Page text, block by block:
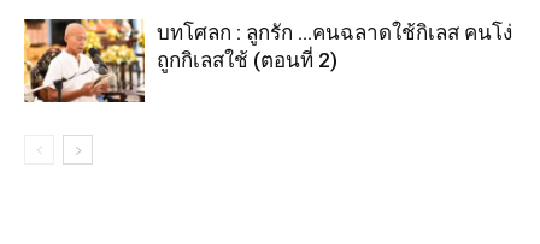
บทโศลก : ลูกรัก …คนฉลาดใช้กิเลส คนโง่
ถูกกิเลสใช้ (ตอนที่ 2)